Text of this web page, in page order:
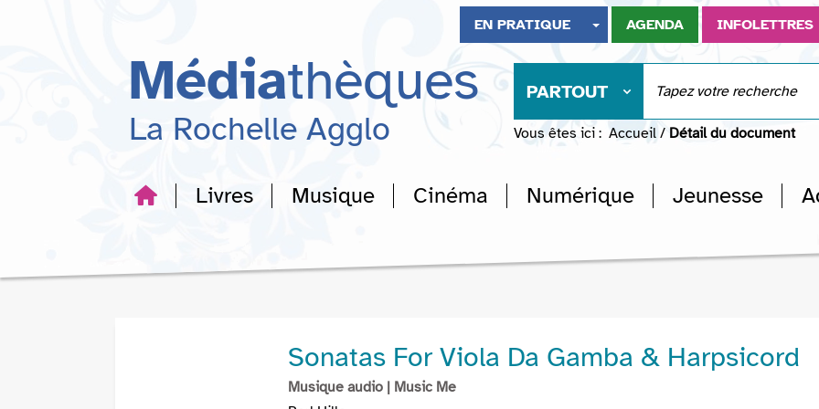
recherche
EN PRATIQUE AGENDA INFOLETTRES
Médiathèques
La Rochelle Agglo
PARTOUT
Vous êtes ici : Accueil / Détail du document
Livres Musique Cinéma Numérique Jeunesse
Sonatas For Viola Da Gamba & Harpsicord
Musique audio | Music Me